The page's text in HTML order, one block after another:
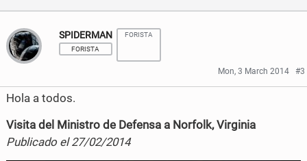
c
e
o
o
k
i
t
e
r
SPIDERMAN
FORISTA
FORISTA
Mon, 3 March 2014 #3
Hola a todos.
Visita del Ministro de Defensa a Norfolk, Virginia
Publicado el 27/02/2014